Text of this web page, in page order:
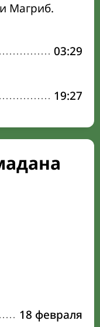
Магриб.
03:29
19:27
18 февраля